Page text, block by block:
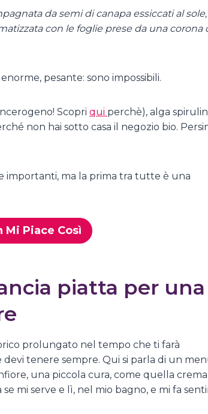
da semi di canapa essiccati al sole,
con le foglie prese da una corona
pesante: sono impossibili.
Scopri qui perchè), alga
non hai sotto casa il negozio bio.
importanti, ma la prima tra tutte è una
Piace Così
piatta per una
prolungato nel tempo che ti farà
tenere sempre. Qui si parla di un
una piccola cura, come quella crema
mi serve e lì, nel mio bagno, e mi fa